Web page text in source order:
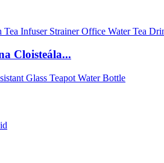
Cloisteála...